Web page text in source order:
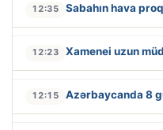
12:35 Sabahın hava
12:23 Xamenei uzun
12:15 Azərbaycanda 8